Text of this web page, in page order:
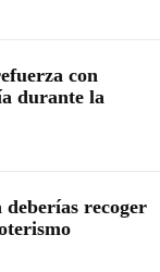
con
durante la
deberías recoger